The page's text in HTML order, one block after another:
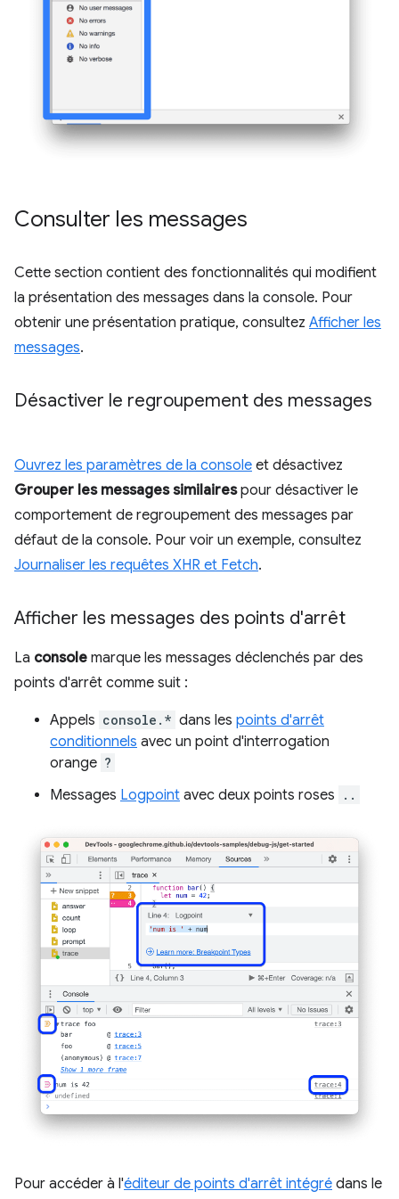
Consulter les messages
Cette section contient des fonctionnalités qui modifient
la présentation des messages dans la console. Pour
obtenir une présentation pratique, consultez Afficher les
messages.
Désactiver le regroupement des messages
Ouvrez les paramètres de la console et désactivez
Grouper les messages similairespour désactiver le
comportement de regroupement des messages par
défaut de la console. Pour voir un exemple, consultez
Journaliser les requêtes XHR et Fetch.
Afficher les messages des points d'arrêt
La console marque les messages déclenchés par des
points d'arrêt comme suit :
Appels console.* dans les points d'arrêt
conditionnels avec un point d'interrogation
orange ?
Messages Logpoint avec deux points roses ..
Pour accéder à l'éditeur de points d'arrêt intégré dans le